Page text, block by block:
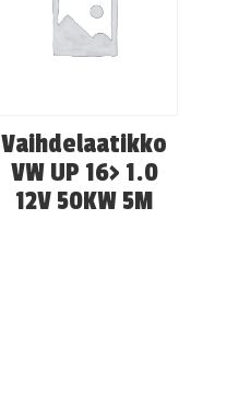
Vaihdelaatikko
VW UP 16> 1.0
12V 50KW 5M